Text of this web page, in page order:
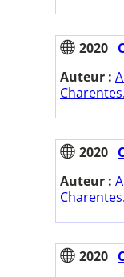
2020
Auteur :
2020
Auteur :
2020